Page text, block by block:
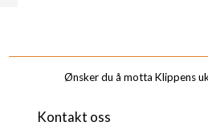
Ønsker du å motta Klippens
Kontakt oss